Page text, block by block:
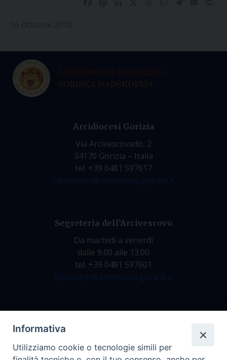
Arcidiocesi Gorizia
Via Arcivescovado, 2
34170 Gorizia – Italia
tel. +39 0481 597617
cancelleria@arcidiocesi.gorizia.it
Segreteria dell’Arcivescovo
Da martedì a venerdì
dalle 9.00 alle 13.00
tel. +39 0481 597601
episcopio@arcidiocesi.gorizia.it
dalle 9.00 alle 12.30
Informativa
Utilizziamo cookie o tecnologie simili per